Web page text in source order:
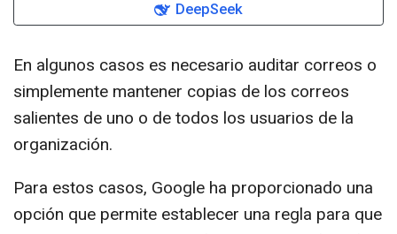
DeepSeek
En algunos casos es necesario auditar correos o
simplemente mantener copias de los correos
salientes de uno o de todos los usuarios de la
organización.
Para estos casos, Google ha proporcionado una
opción que permite establecer una regla para que